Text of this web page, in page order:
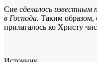
Сие сделалось известным
в Господа. Таким образом,
прилагалось ко Христу